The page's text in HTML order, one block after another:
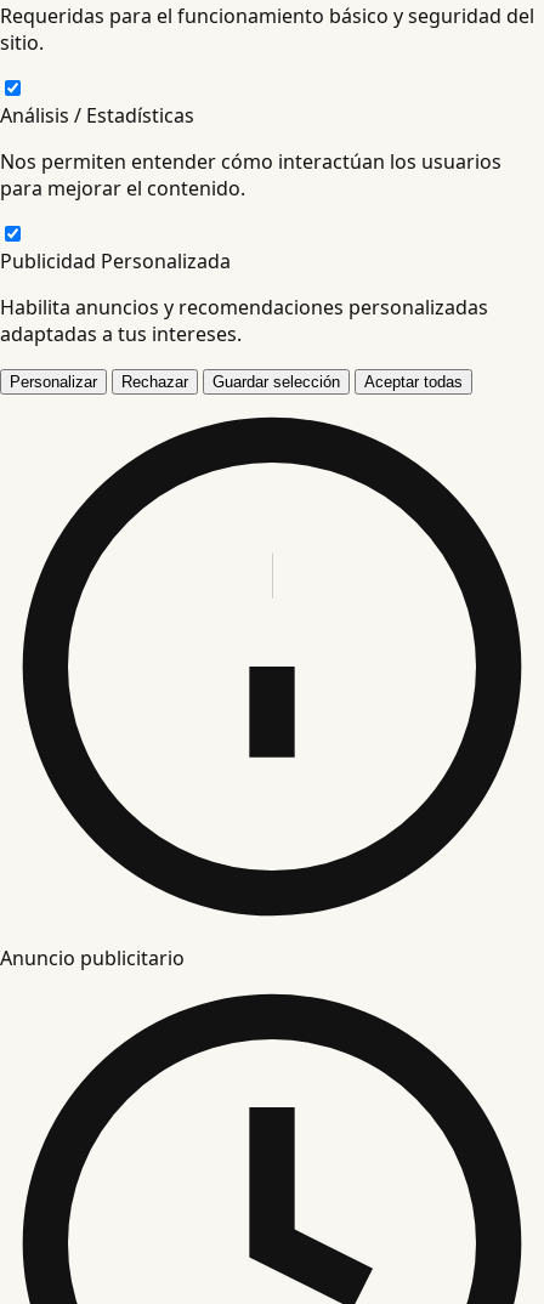
Requeridas para el funcionamiento básico y seguridad del
sitio.
Análisis / Estadísticas
Nos permiten entender cómo interactúan los usuarios
para mejorar el contenido.
Publicidad Personalizada
Habilita anuncios y recomendaciones personalizadas
adaptadas a tus intereses.
Personalizar Rechazar Guardar selección Aceptar todas
Anuncio publicitario